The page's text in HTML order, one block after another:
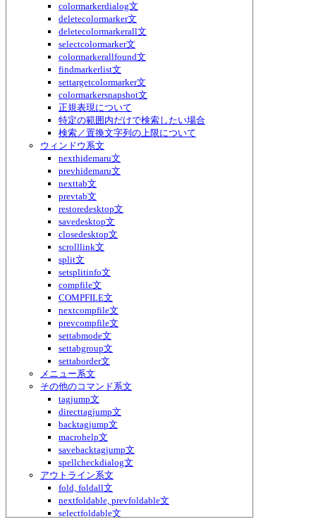
colormarkerdialog文
deletecolormarker文
deletecolormarkerall文
selectcolormarker文
colormarkerallfound文
findmarkerlist文
settargetcolormarker文
colormarkersnapshot文
正規表現について
特定の範囲内だけで検索したい場合
検索／置換文字列の上限について
ウィンドウ系文
nexthidemaru文
prevhidemaru文
nexttab文
prevtab文
restoredesktop文
savedesktop文
closedesktop文
scrolllink文
split文
setsplitinfo文
compfile文
COMPFILE文
nextcompfile文
prevcompfile文
settabmode文
settabgroup文
settaborder文
メニュー系文
その他のコマンド系文
tagjump文
directtagjump文
backtagjump文
macrohelp文
savebacktagjump文
spellcheckdialog文
アウトライン系文
fold, foldall文
nextfoldable, prevfoldable文
selectfoldable文